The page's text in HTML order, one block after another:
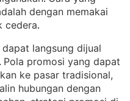
dengan memakai
cedera.
langsung dijual
. Pola promosi yang dapat
ke pasar tradisional,
hubungan dengan